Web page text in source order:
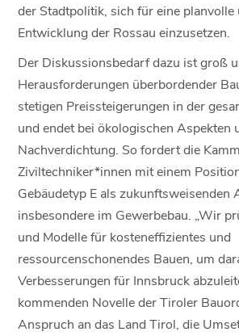
der Stadtpolitik, sich für eine planvolle
Entwicklung der Rossau einzusetzen.
Der Diskussionsbedarf dazu ist groß
Herausforderungen überbordender
stetigen Preissteigerungen in der
und endet bei ökologischen Aspekten
Nachverdichtung. So fordert die
Ziviltechniker*innen mit einem
Gebäudetyp E als zukunftsweisenden
insbesondere im Gewerbebau. „Wir
und Modelle für kosteneffizientes und
ressourcenschonendes Bauen, um
Verbesserungen für Innsbruck
kommenden Novelle der Tiroler
Anspruch an das Land Tirol, die